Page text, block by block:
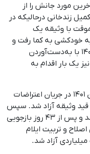
مورد جانش را از
بهمن ۱۴۰۱، محمدکمیل زندخانی درحالیکه در
موقت با وثیقه یک
به خودکشی به کما رفت و
در بیمارستان بستری شد. او ۱۵ بهمن ۱۴۰۱ با به‌دست‌آوردن
یک بار اقدام به
محمدکمیل زندخانی بار اول در یکم آبان ۱۴۰۱ در جریان اعتراضات
قید وثیقه آزاد شد. سپس
در مورخه۳۰ آذر ۱۴۰۱ مجددا بازداشت شد و پس از ۴۳ روز بازجویی
و تربیت ایلام
آزاد شد.